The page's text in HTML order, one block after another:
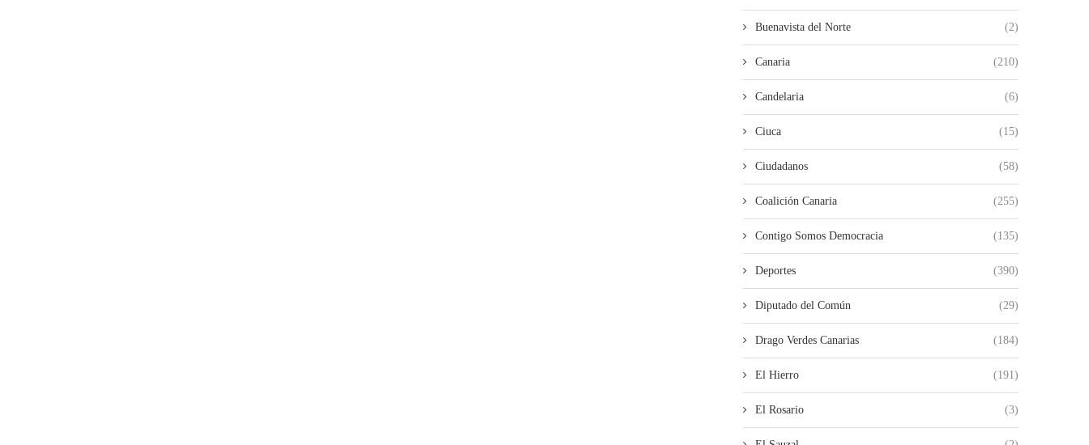
Buenavista del Norte (2)
Canaria (210)
Candelaria (6)
Ciuca (15)
Ciudadanos (58)
Coalición Canaria (255)
Contigo Somos Democracia (135)
Deportes (390)
Diputado del Común (29)
Drago Verdes Canarias (184)
El Hierro (191)
El Rosario (3)